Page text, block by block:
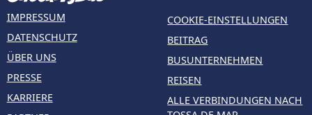
IMPRESSUM
DATENSCHUTZ
ÜBER UNS
PRESSE
KARRIERE
COOKIE-EINSTELLUNGEN
BEITRAG
BUSUNTERNEHMEN
REISEN
ALLE VERBINDUNGEN NACH